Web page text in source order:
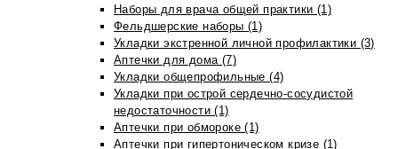
Наборы для врача общей практики (1)
Фельдшерские наборы (1)
Укладки экстренной личной профилактики (3)
Аптечки для дома (7)
Укладки общепрофильные (4)
Укладки при острой сердечно-сосудистой
недостаточности (1)
Аптечки при обмороке (1)
Аптечки при гипертоническом кризе (1)